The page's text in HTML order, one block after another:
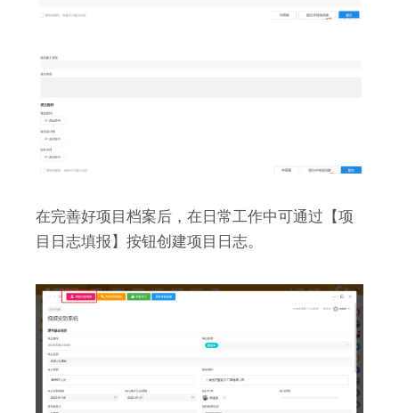
在完善好项目档案后，在日常工作中可通过【项
目日志填报】按钮创建项目日志。